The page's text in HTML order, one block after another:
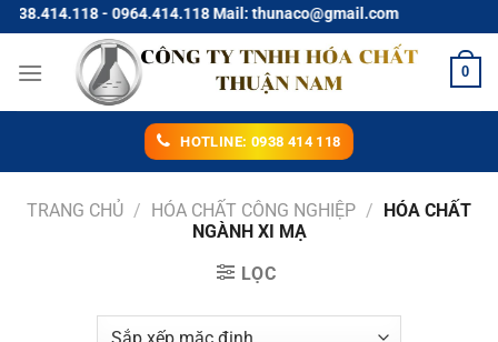
Chuyển
đến
nội
- 0964.414.118 Mail: thunaco@gmail.com
0
HOTLINE: 0938 414 118
TRANG CHỦ / HÓA CHẤT CÔNG NGHIỆP / HÓA CHẤT
NGÀNH XI MẠ
LỌC